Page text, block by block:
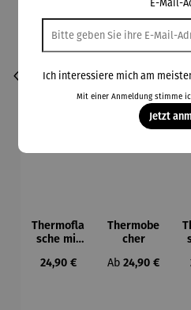
Thermofla
sche mit
rschluss
Regulärer Preis:
24,90 €
Thermobe
cher
Regulärer Preis:
Ab24,90 €
E-Mail-
Ich interessiere mich am
Mit einer Anmeldung stimme
Jetzt